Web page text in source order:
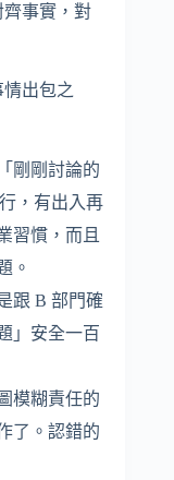
事實，對
出包之
剛剛討論的
，有出入再
習慣，而且
。
跟 B 部門確
」安全一百
模糊責任的
了。認錯的